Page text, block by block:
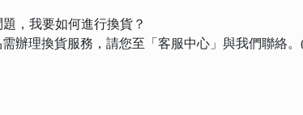
，我要如何進行換貨？
辦理換貨服務，請您至「客服中心」與我們聯絡